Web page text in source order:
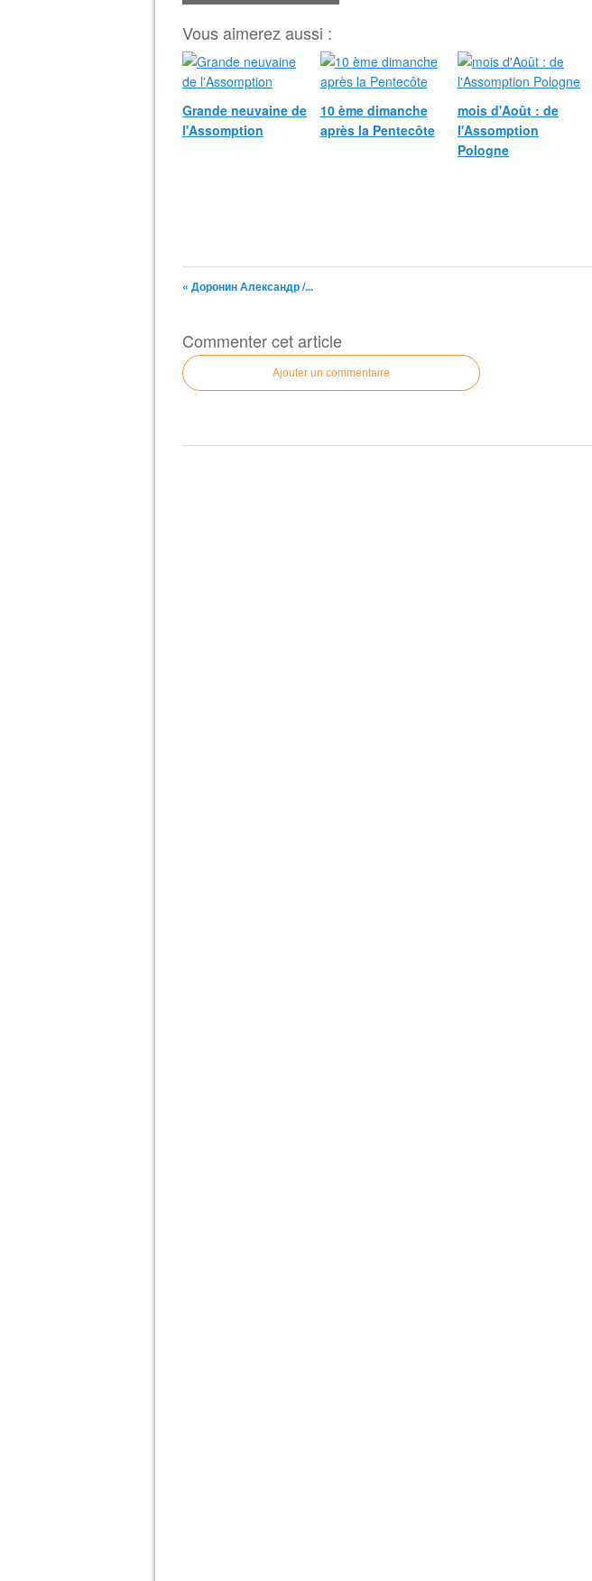
Vous aimerez aussi :
Grande neuvaine de
l'Assomption
10 ème dimanche
après la Pentecôte
mois d'Août : de
l'Assomption
Pologne
« Доронин Александр /...
Commenter cet article
Ajouter un commentaire